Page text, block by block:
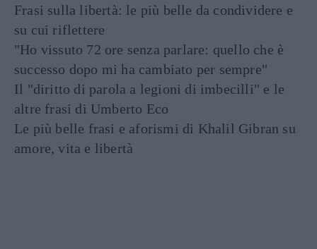
Frasi sulla libertà: le più belle da condividere e
su cui riflettere
"Ho vissuto 72 ore senza parlare: quello che è
successo dopo mi ha cambiato per sempre"
Il "diritto di parola a legioni di imbecilli" e le
altre frasi di Umberto Eco
Le più belle frasi e aforismi di Khalil Gibran su
amore, vita e libertà